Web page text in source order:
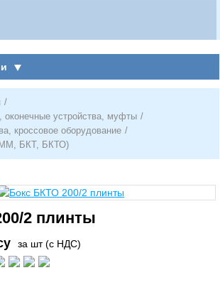
/
оконечные устройства, муфты /
кроссовое оборудование /
БКТ, БКТО)
2 плинты
за шт (с НДС)